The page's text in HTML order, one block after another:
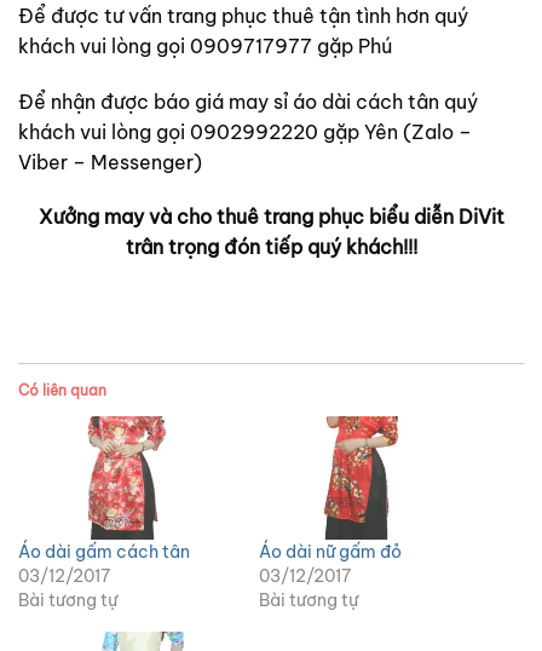
Để được tư vấn trang phục thuê tận tình hơn quý
khách vui lòng gọi 0909717977 gặp Phú
Để nhận được báo giá may sỉ áo dài cách tân quý
khách vui lòng gọi 0902992220 gặp Yên (Zalo –
Viber – Messenger)
Xưởng may và cho thuê trang phục biểu diễn DiVit
trân trọng đón tiếp quý khách!!!
Có liên quan
Áo dài gấm cách tân
03/12/2017
Bài tương tự
Áo dài nữ gấm đỏ
03/12/2017
Bài tương tự